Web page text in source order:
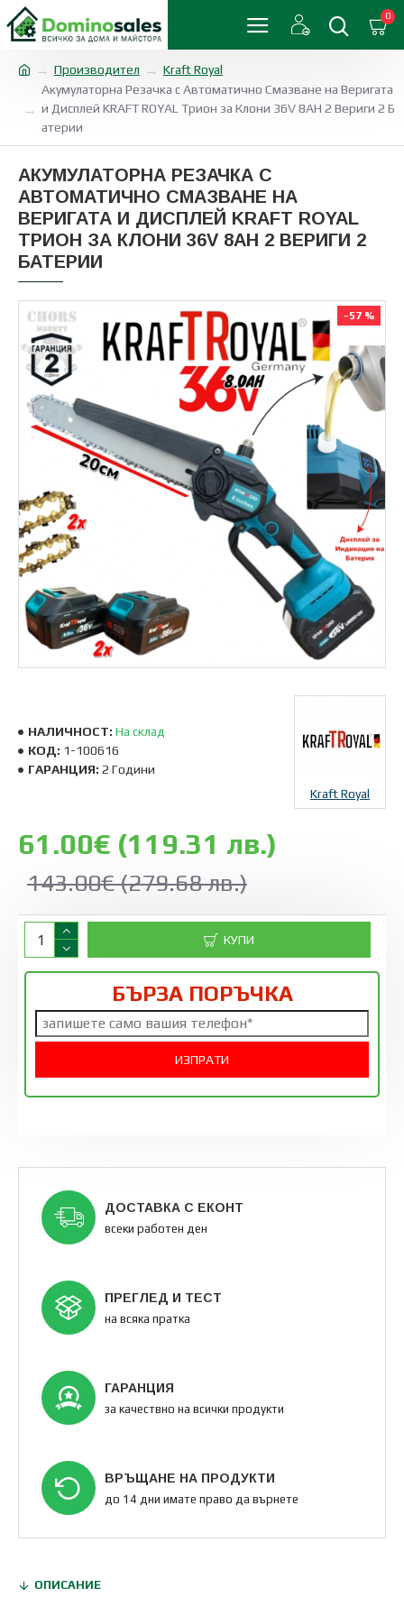
0
Производител
Kraft Royal
Акумулаторна Резачка с Автоматично Смазване на Веригата
и Дисплей KRAFT ROYAL Трион за Клони 36V 8AH 2 Вериги 2 Б
атерии
АКУМУЛАТОРНА РЕЗАЧКА С
АВТОМАТИЧНО СМАЗВАНЕ НА
ВЕРИГАТА И ДИСПЛЕЙ KRAFT ROYAL
ТРИОН ЗА КЛОНИ 36V 8AH 2 ВЕРИГИ 2
БАТЕРИИ
-57 %
НАЛИЧНОСТ: На склад
КОД: 1-100616
ГАРАНЦИЯ: 2 Години
Kraft Royal
143.00€ (279.68 лв.)
61.00€ (119.31 лв.)
КУПИ
БЪРЗА ПОРЪЧКА
ДОСТАВКА С ЕКОНТ
всеки работен ден
ПРЕГЛЕД И ТЕСТ
на всяка пратка
ГАРАНЦИЯ
за качествно на всички продукти
ВРЪЩАНЕ НА ПРОДУКТИ
до 14 дни имате право да върнете
ОПИСАНИЕ